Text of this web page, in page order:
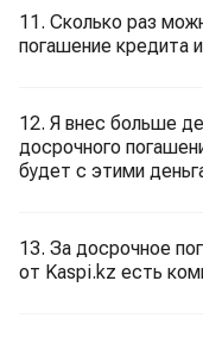
11. Сколько раз
погашение кредита
12. Я внес больше
досрочного
будет с этими
13. За досрочное
от Kaspi.kz есть